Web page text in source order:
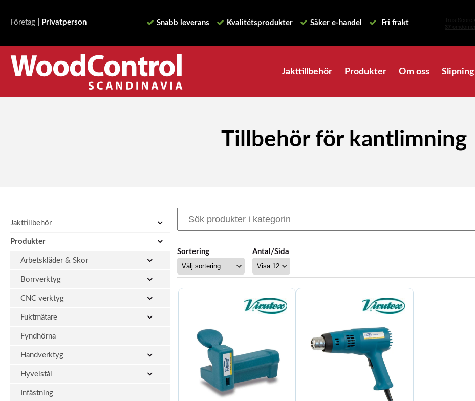
Företag Privatperson Snabb leverans Kvalitétsprodukter Säker e-handel Fri frakt
Jakttillbehör Produkter Om oss Slipning
Tillbehör för kantlimning
Jakttillbehör
Produkter
Arbetskläder & Skor
Borrverktyg
CNC verktyg
Fuktmätare
Fyndhörna
Handverktyg
Hyvelstål
Infästning
Sortering Antal/Sida